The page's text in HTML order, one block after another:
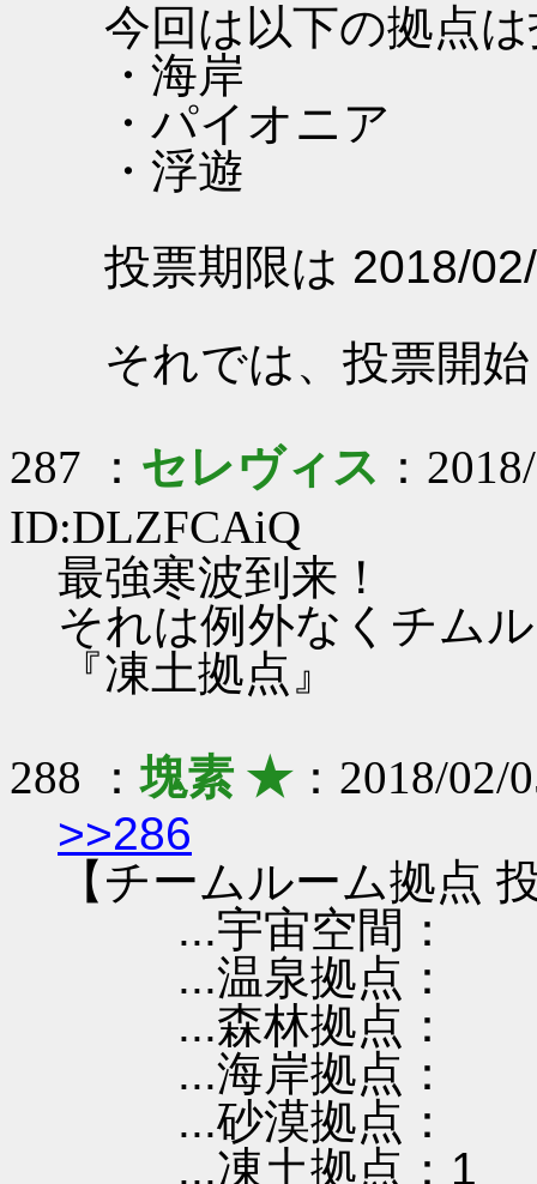
今回は以下の拠点
・海岸
・パイオニア
・浮遊
投票期限は 2018/
それでは、投票開
287 ： セレヴィス ：
ID:DLZFCAiQ
最強寒波到来！
それは例外なくチム
『凍土拠点』
288 ：塊素 ★：2018/02/
>>286
【チームルーム拠点
...宇宙空間：
...温泉拠点：
...森林拠点：
...海岸拠点：
...砂漠拠点：
...凍土拠点：1